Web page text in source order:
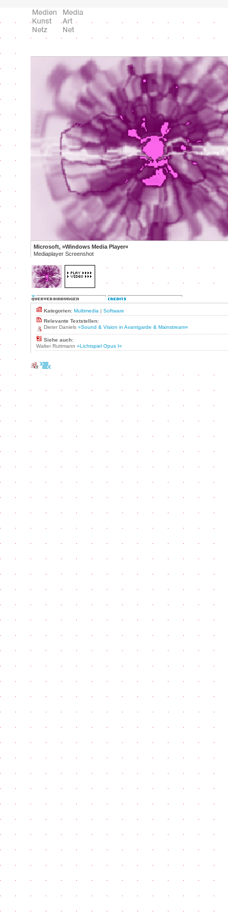
Microsoft, »Windows Media Player«
Mediaplayer Screenshot
Kategorien: Multimedia | Software
Relevante Textstellen:
Dieter Daniels »Sound & Vision in Avantgarde & Mainstream«
Siehe auch:
Walter Ruttmann »Lichtspiel Opus I«